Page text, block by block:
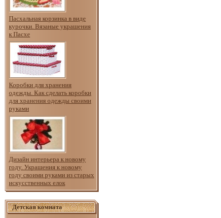
Пасхальная корзинка в виде
курочки. Вязаные украшения
к Пасхе
Коробки для хранения
одежды. Как сделать коробки
для хранения одежды своими
руками
Дизайн интерьера к новому
году. Украшения к новому
году своими руками из старых
искусственных елок
Детская комната